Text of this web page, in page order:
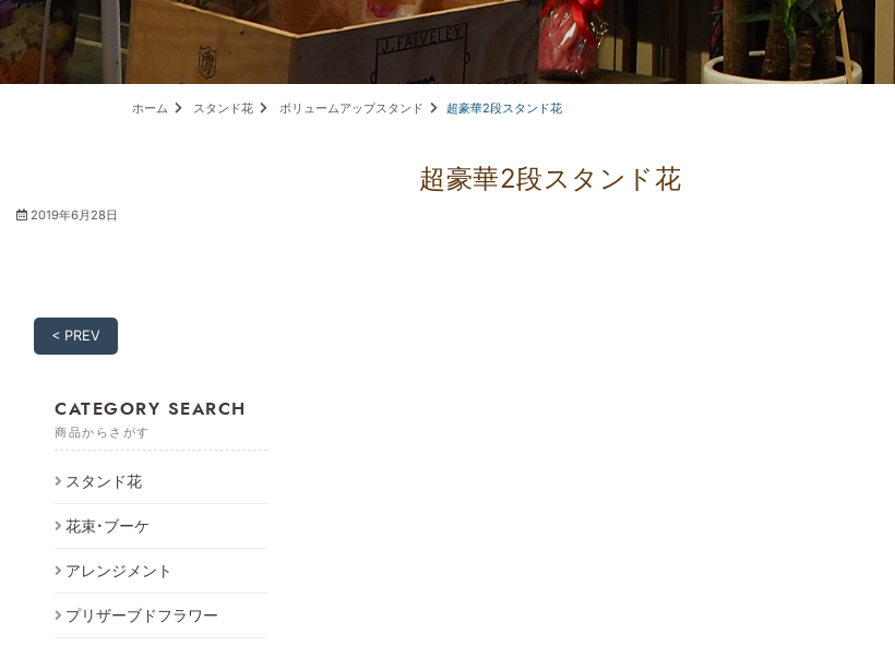
ホーム スタンド花 ボリュームアップスタンド 超豪華2段スタンド花
超豪華2段スタンド花
2019年6月28日
< PREV
CATEGORY SEARCH
商品からさがす
スタンド花
花束・ブーケ
アレンジメント
プリザーブドフラワー